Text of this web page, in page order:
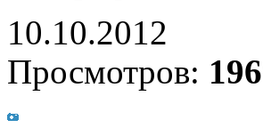
10.10.2012
Просмотров: